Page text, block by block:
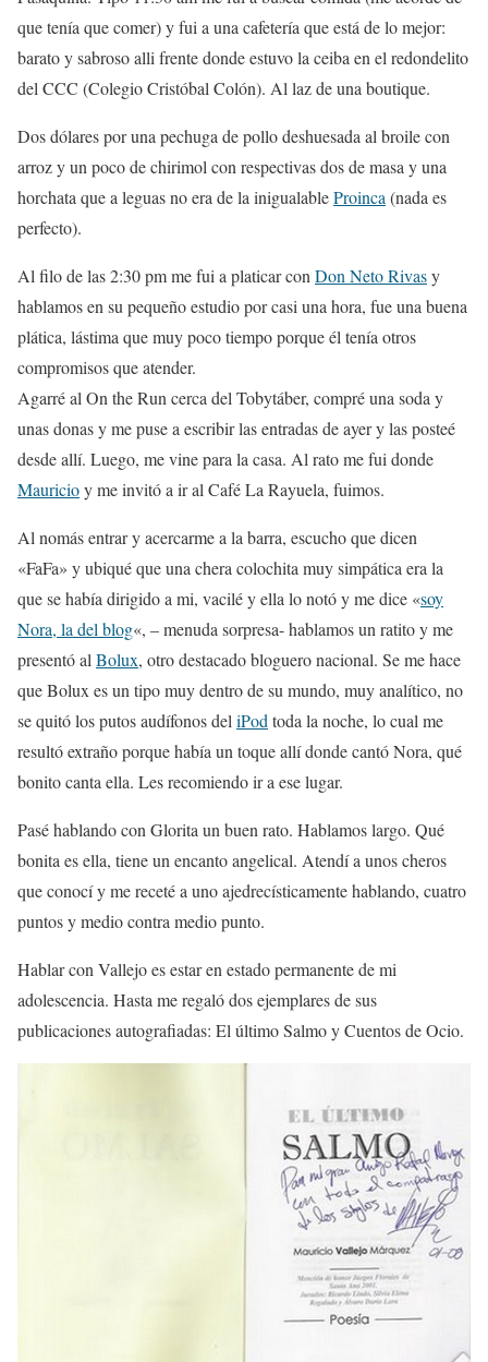
que tenía que comer) y fui a una cafetería que está de lo mejor:
barato y sabroso alli frente donde estuvo la ceiba en el redondelito
del CCC (Colegio Cristóbal Colón). Al laz de una boutique.
Dos dólares por una pechuga de pollo deshuesada al broile con
arroz y un poco de chirimol con respectivas dos de masa y una
horchata que a leguas no era de la inigualableProinca(nada es
perfecto).
Al filo de las 2:30 pm me fui a platicar conDon Neto Rivasy
hablamos en su pequeño estudio por casi una hora, fue una buena
plática, lástima que muy poco tiempo porque él tenía otros
compromisos que atender.
Agarré al On the Run cerca del Tobytáber, compré una soda y
unas donas y me puse a escribir las entradas de ayer y las posteé
desde allí. Luego, me vine para la casa. Al rato me fui donde
Mauricioy me invitó a ir al Café La Rayuela, fuimos.
Al nomás entrar y acercarme a la barra, escucho que dicen
«FaFa» y ubiqué que una chera colochita muy simpática era la
que se había dirigido a mi, vacilé y ella lo notó y me dice «soy
Nora, la del blog«, – menuda sorpresa- hablamos un ratito y me
presentó alBolux, otro destacado bloguero nacional. Se me hace
que Bolux es un tipo muy dentro de su mundo, muy analítico, no
se quitó los putos audífonos deliPodtoda la noche, lo cual me
resultó extraño porque había un toque allí donde cantó Nora, qué
bonito canta ella. Les recomiendo ir a ese lugar.
Pasé hablando con Glorita un buen rato. Hablamos largo. Qué
bonita es ella, tiene un encanto angelical. Atendí a unos cheros
que conocí y me receté a uno ajedrecísticamente hablando, cuatro
puntos y medio contra medio punto.
Hablar con Vallejo es estar en estado permanente de mi
adolescencia. Hasta me regaló dos ejemplares de sus
publicaciones autografiadas: El último Salmo y Cuentos de Ocio.